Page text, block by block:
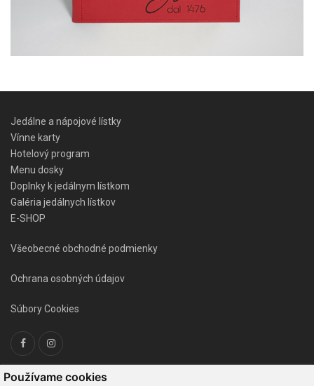
Používame cookies
Jedálne a nápojové lístky
Vínne karty
Hotelový program
Menu dosky
Doplnky k jedálnym lístkom
Galéria jedálnych lístkov
E-SHOP
Všeobecné obchodné podmienky
Ochrana osobných údajov
Súbory Cookies
KONTAKTNÉ ÚDAJE